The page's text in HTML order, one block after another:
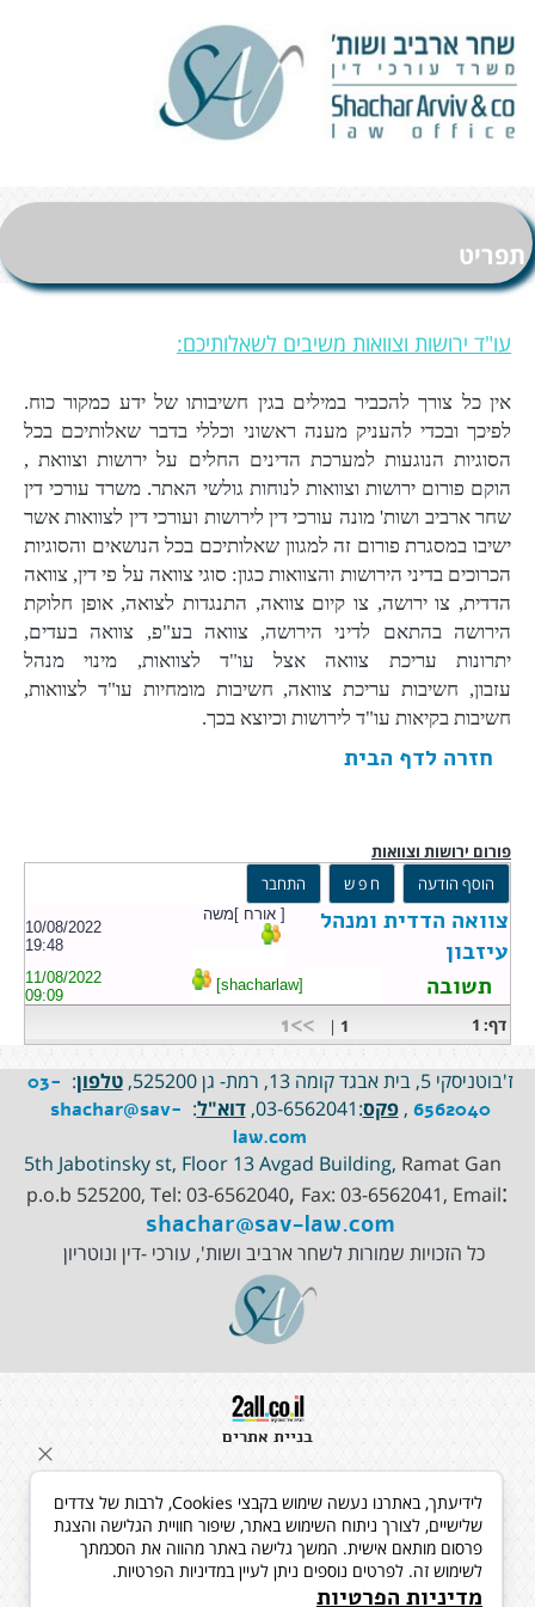
תפריט
עו"ד ירושות וצוואות משיבים לשאלותיכם:
אין כל צורך להכביר במילים בגין חשיבותו של ידע כמקור כוח.
לפיכך ובכדי להעניק מענה ראשוני וכללי בדבר שאלותיכם בכל
הסוגיות הנוגעות למערכת הדינים החלים על ירושות וצוואת ,
הוקם פורום ירושות וצוואות לנוחות גולשי האתר. משרד עורכי דין
שחר ארביב ושות' מונה עורכי דין לירושות ועורכי דין לצוואות אשר
ישיבו במסגרת פורום זה למגוון שאלותיכם בכל הנושאים והסוגיות
הכרוכים בדיני הירושות והצוואות כגון: סוגי צוואה על פי דין, צוואה
הדדית, צו ירושה, צו קיום צוואה, התנגדות לצואה, אופן חלוקת
הירושה בהתאם לדיני הירושה, צוואה בע"פ, צוואה בעדים,
יתרונות עריכת צוואה אצל עו"ד לצוואות, מינוי מנהל
עזבון, חשיבות עריכת צוואה, חשיבות מומחיות עו"ד לצוואות,
חשיבות בקיאות עו"ד לירושות וכיוצא בכך.
חזרה לדף הבית
פורום ירושות וצוואות
צוואה הדדית ומנהל
עיזבון
[ אורח ]משה
10/08/2022
19:48
תשובה
11/08/2022
09:09
דף: 1 1
|
>>1
ז'בוטניסקי 5, בית אבגד קומה 13, רמת- גן 525200, טלפון:
03-
6562040
, פקס:03-6562041, דוא"ל:
shachar@sav-
law.com
Ramat Gan
p.o.b 525200, Tel: 03-6562040,Fax: 03-6562041, Email:
shachar@sav-law.com
כל הזכויות שמורות לשחר ארביב ושות', עורכי -דין ונוטריון
בניית אתרים
לידיעתך, באתרנו נעשה שימוש בקבצי Cookies, לרבות של צדדים
שלישיים, לצורך ניתוח השימוש באתר, שיפור חוויית הגלישה והצגת
פרסום מותאם אישית. המשך גלישה באתר מהווה את הסכמתך
לשימוש זה. לפרטים נוספים ניתן לעיין במדיניות הפרטיות.
מדיניות הפרטיות